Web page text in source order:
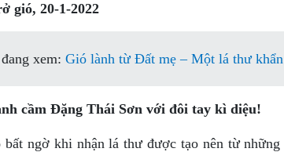
gió, 20-1-2022
xem: Gió lành từ Đất mẹ – Một lá thư
cầm Đặng Thái Sơn với đôi tay kì diệu!
bất ngờ khi nhận lá thư được tạo nên từ